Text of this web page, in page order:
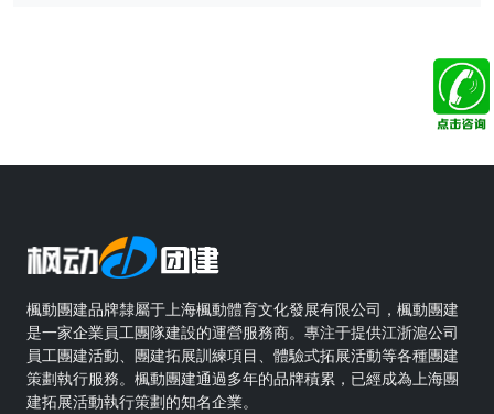
楓動團建品牌隸屬于上海楓動體育文化發展有限公司，楓動團建
是一家企業員工團隊建設的運營服務商。專注于提供江浙滬公司
員工團建活動、團建拓展訓練項目、體驗式拓展活動等各種團建
策劃執行服務。楓動團建通過多年的品牌積累，已經成為上海團
建拓展活動執行策劃的知名企業。